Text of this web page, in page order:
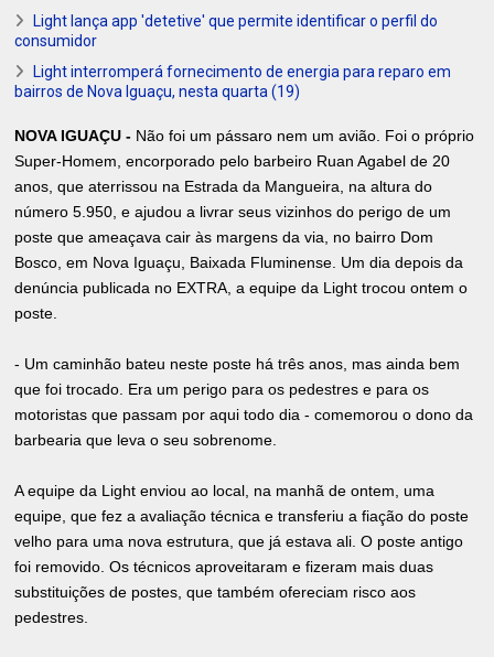
Light lança app 'detetive' que permite identificar o perfil do
consumidor
Light interromperá fornecimento de energia para reparo em
bairros de Nova Iguaçu, nesta quarta (19)
NOVA IGUAÇU - Não foi um pássaro nem um avião. Foi o próprio
Super-Homem, encorporado pelo barbeiro Ruan Agabel de 20
anos, que aterrissou na Estrada da Mangueira, na altura do
número 5.950, e ajudou a livrar seus vizinhos do perigo de um
poste que ameaçava cair às margens da via, no bairro Dom
Bosco, em Nova Iguaçu, Baixada Fluminense. Um dia depois da
denúncia publicada no EXTRA, a equipe da Light trocou ontem o
poste.
- Um caminhão bateu neste poste há três anos, mas ainda bem
que foi trocado. Era um perigo para os pedestres e para os
motoristas que passam por aqui todo dia - comemorou o dono da
barbearia que leva o seu sobrenome.
A equipe da Light enviou ao local, na manhã de ontem, uma
equipe, que fez a avaliação técnica e transferiu a fiação do poste
velho para uma nova estrutura, que já estava ali. O poste antigo
foi removido. Os técnicos aproveitaram e fizeram mais duas
substituições de postes, que também ofereciam risco aos
pedestres.